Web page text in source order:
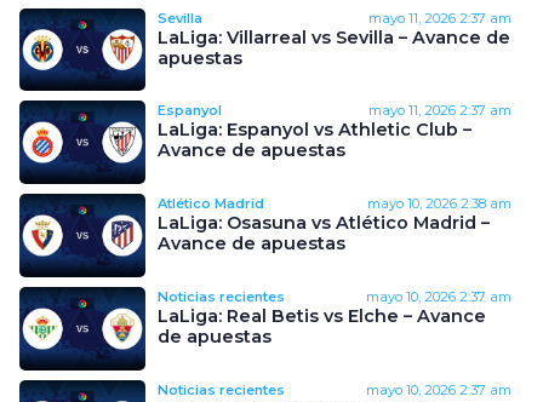
Sevilla mayo 11, 2026 2:37 am
LaLiga: Villarreal vs Sevilla – Avance de
apuestas
Espanyol mayo 11, 2026 2:37 am
LaLiga: Espanyol vs Athletic Club –
Avance de apuestas
Atlético Madrid mayo 10, 2026 2:38 am
LaLiga: Osasuna vs Atlético Madrid –
Avance de apuestas
Noticias recientes mayo 10, 2026 2:37 am
LaLiga: Real Betis vs Elche – Avance
de apuestas
Noticias recientes mayo 10, 2026 2:37 am